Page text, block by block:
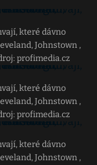
které dávno
Johnstown ,
profimedia.cz
které dávno
Johnstown ,
profimedia.cz
které dávno
Johnstown ,